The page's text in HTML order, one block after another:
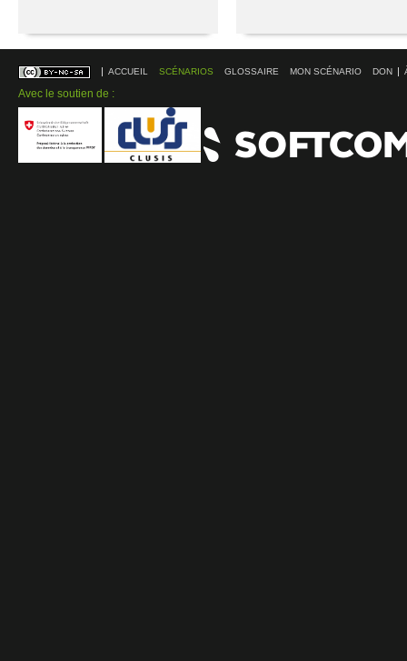
ACCUEIL SCÉNARIOS GLOSSAIRE MON SCÉNARIO DON
Avec le soutien de :